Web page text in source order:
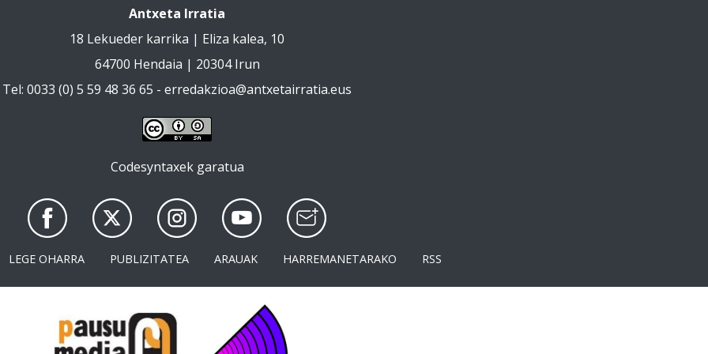
Antxeta Irratia
18 Lekueder karrika | Eliza kalea, 10
64700 Hendaia | 20304 Irun
Tel: 0033 (0) 5 59 48 36 65 - erredakzioa@antxetairratia.eus
Codesyntaxek garatua
LEGE OHARRA PUBLIZITATEA ARAUAK HARREMANETARAKO RSS